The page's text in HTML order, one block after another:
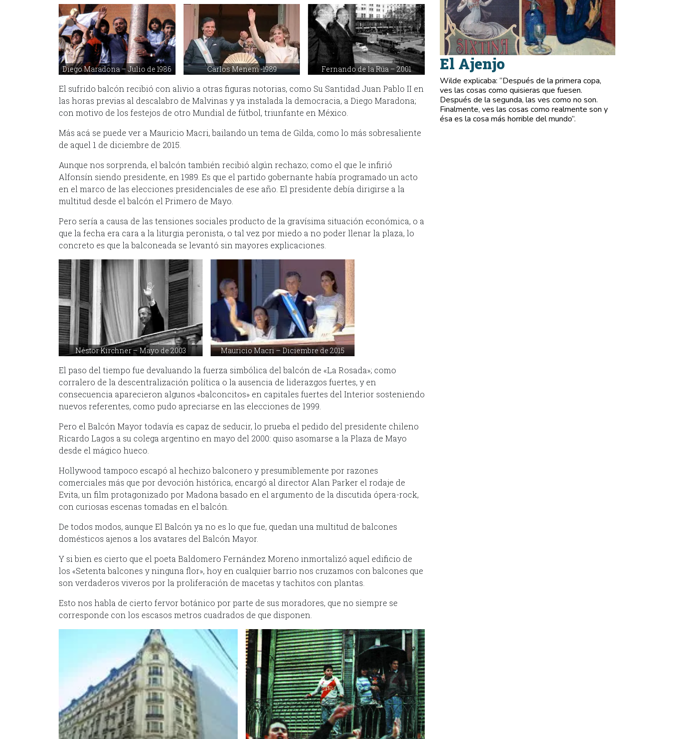
Diego Maradona – Julio de 1986 Carlos Menem -1989 Fernando de la Rúa – 2001
El sufrido balcón recibió con alivio a otras figuras notorias, como Su Santidad Juan Pablo II en
las horas previas al descalabro de Malvinas y ya instalada la democracia, a Diego Maradona;
con motivo de los festejos de otro Mundial de fútbol, triunfante en México.
Más acá se puede ver a Mauricio Macri, bailando un tema de Gilda, como lo más sobresaliente
de aquel 1 de diciembre de 2015.
Aunque nos sorprenda, el balcón también recibió algún rechazo; como el que le infirió
Alfonsín siendo presidente, en 1989. Es que el partido gobernante había programado un acto
en el marco de las elecciones presidenciales de ese año. El presidente debía dirigirse a la
multitud desde el balcón el Primero de Mayo.
Pero sería a causa de las tensiones sociales producto de la gravísima situación económica, o a
que la fecha era cara a la liturgia peronista, o tal vez por miedo a no poder llenar la plaza, lo
concreto es que la balconeada se levantó sin mayores explicaciones.
Néstor Kirchner – Mayo de 2003 Mauricio Macri – Diciembre de 2015
El paso del tiempo fue devaluando la fuerza simbólica del balcón de «La Rosada»; como
corralero de la descentralización política o la ausencia de liderazgos fuertes, y en
consecuencia aparecieron algunos «balconcitos» en capitales fuertes del Interior sosteniendo
nuevos referentes, como pudo apreciarse en las elecciones de 1999.
Pero el Balcón Mayor todavía es capaz de seducir, lo prueba el pedido del presidente chileno
Ricardo Lagos a su colega argentino en mayo del 2000: quiso asomarse a la Plaza de Mayo
desde el mágico hueco.
Hollywood tampoco escapó al hechizo balconero y presumiblemente por razones
comerciales más que por devoción histórica, encargó al director Alan Parker el rodaje de
Evita, un film protagonizado por Madona basado en el argumento de la discutida ópera-rock,
con curiosas escenas tomadas en el balcón.
De todos modos, aunque El Balcón ya no es lo que fue, quedan una multitud de balcones
domésticos ajenos a los avatares del Balcón Mayor.
Y si bien es cierto que el poeta Baldomero Fernández Moreno inmortalizó aquel edificio de
los «Setenta balcones y ninguna flor», hoy en cualquier barrio nos cruzamos con balcones que
son verdaderos viveros por la proliferación de macetas y tachitos con plantas.
Esto nos habla de cierto fervor botánico por parte de sus moradores, que no siempre se
corresponde con los escasos metros cuadrados de que disponen.
El Ajenjo
Wilde explicaba: “Después de la primera copa,
ves las cosas como quisieras que fuesen.
Después de la segunda, las ves como no son.
Finalmente, ves las cosas como realmente son y
ésa es la cosa más horrible del mundo”.